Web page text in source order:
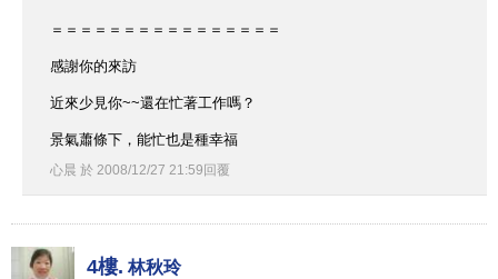
＝＝＝＝＝＝＝＝＝＝＝＝＝＝＝＝
感謝你的來訪
近來少見你~~還在忙著工作嗎？
景氣蕭條下，能忙也是種幸福
心晨 於 2008/12/27 21:59 回覆
4樓. 林秋玲